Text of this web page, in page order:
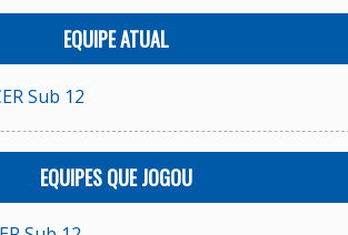
EQUIPE ATUAL
Sub 12
EQUIPES QUE JOGOU